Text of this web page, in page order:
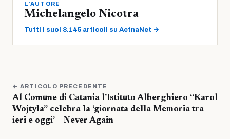
L'AUTORE
Michelangelo Nicotra
Tutti i suoi 8.145 articoli su AetnaNet →
← ARTICOLO PRECEDENTE
Al Comune di Catania l’Istituto Alberghiero “Karol
Wojtyla” celebra la ‘giornata della Memoria tra
ieri e oggi’ – Never Again